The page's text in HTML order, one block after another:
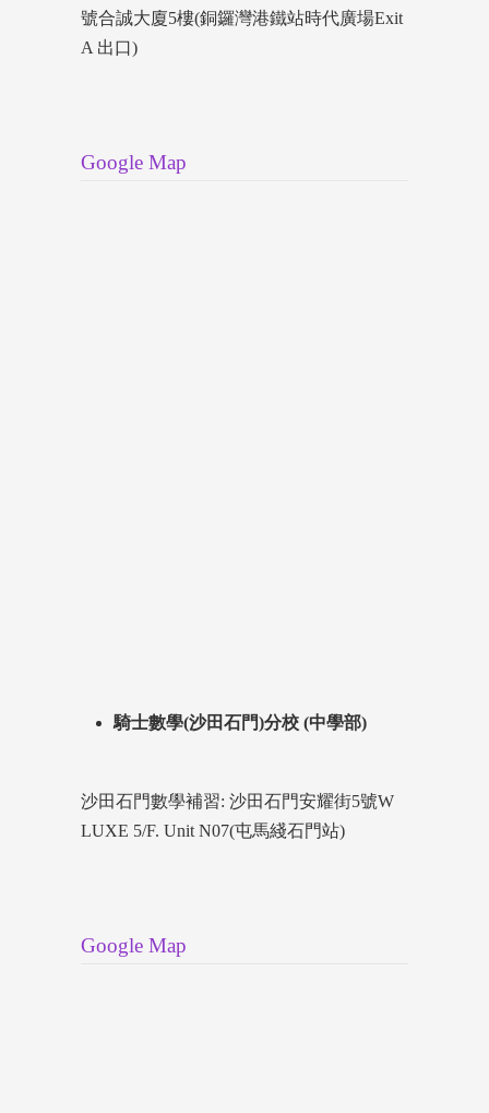
號合誠大廈5樓(銅鑼灣港鐵站時代廣場Exit
A 出口)
Google Map
騎士數學(沙田石門)分校 (中學部)
沙田石門數學補習: 沙田石門安耀街5號W
LUXE 5/F. Unit N07(屯馬綫石門站)
Google Map